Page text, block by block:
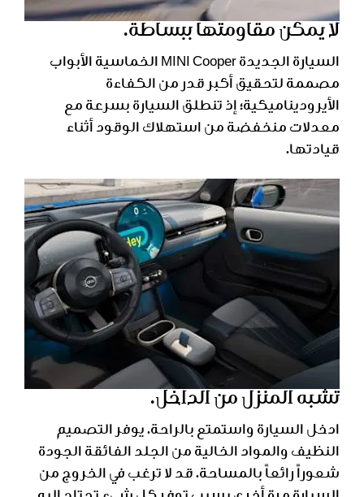
لا يمكن مقاومتها ببساطة.
السيارة الجديدة MINI Cooper الخماسية الأبواب
مصممة لتحقيق أكبر قدر من الكفاءة
الأيروديناميكية؛ إذ تنطلق السيارة بسرعة مع
معدلات منخفضة من استهلاك الوقود أثناء
قيادتها.
تشبه المنزل من الداخل.
ادخل السيارة واستمتع بالراحة. يوفر التصميم
النظيف والمواد الخالية من الجلد الفائقة الجودة
شعوراً رائعاً بالمساحة. قد لا ترغب في الخروج من